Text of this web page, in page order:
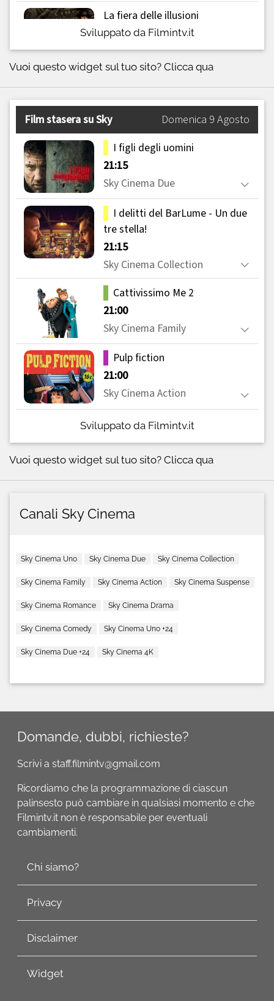
Sviluppato da Filmintv.it
Vuoi questo widget sul tuo sito? Clicca qua
Sviluppato da Filmintv.it
Vuoi questo widget sul tuo sito? Clicca qua
Canali Sky Cinema
Sky Cinema Uno Sky Cinema Due Sky Cinema Collection
Sky Cinema Family Sky Cinema Action Sky Cinema Suspense
Sky Cinema Romance Sky Cinema Drama
Sky Cinema Comedy Sky Cinema Uno +24
Sky Cinema Due +24 Sky Cinema 4K
Domande, dubbi, richieste?
Scrivi a staff.filmintv@gmail.com
Ricordiamo che la programmazione di ciascun
palinsesto può cambiare in qualsiasi momento e che
Filmintv.it non è responsabile per eventuali
cambiamenti.
Chi siamo?
Privacy
Disclaimer
Widget